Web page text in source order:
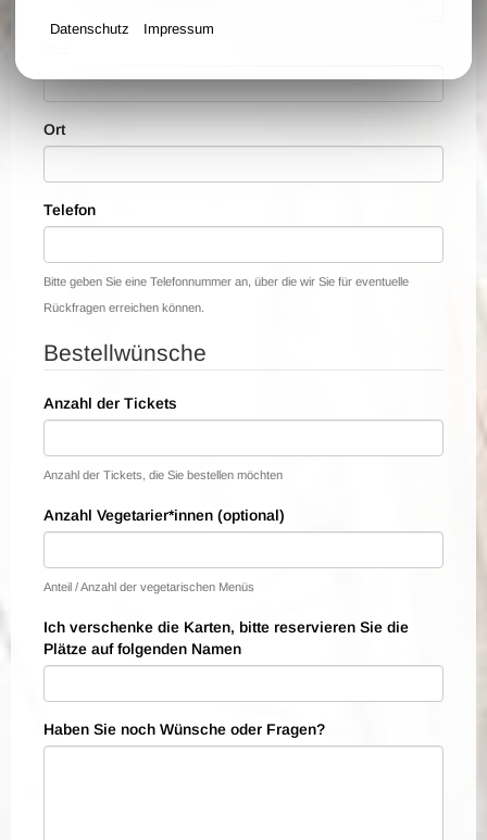
Ort
Telefon
Bitte geben Sie eine Telefonnummer an, über die wir Sie für eventuelle
Rückfragen erreichen können.
Bestellwünsche
Anzahl der Tickets
Anzahl der Tickets, die Sie bestellen möchten
Anzahl Vegetarier*innen (optional)
Anteil / Anzahl der vegetarischen Menüs
Ich verschenke die Karten, bitte reservieren Sie die
Plätze auf folgenden Namen
Haben Sie noch Wünsche oder Fragen?
Datenschutz Impressum